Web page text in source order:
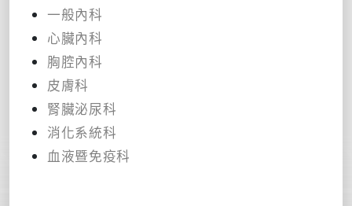
一般內科
心臟內科
胸腔內科
皮膚科
腎臟泌尿科
消化系統科
血液暨免疫科